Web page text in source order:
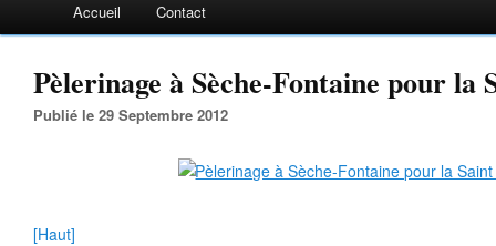
Accueil Contact
Pèlerinage à Sèche-Fontaine pour la
Publié le 29 Septembre 2012
[Haut]